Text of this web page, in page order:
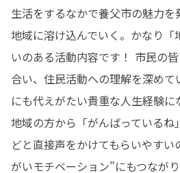
生活をするなかで養父市の魅力を
地域に溶け込んでいく。かなり
いのある活動内容です！ 市民の
合い、住民活動への理解を深め
にも代えがたい貴重な人生経験に
地域の方から「がんばっている
どと直接声をかけてもらいやすい
がいモチベーション”にもつなが